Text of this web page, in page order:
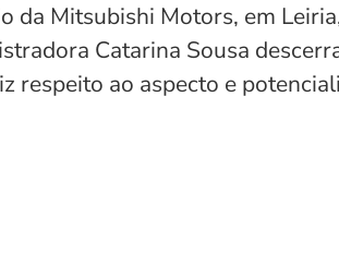
da Mitsubishi Motors, em
Catarina Sousa
respeito ao aspecto e